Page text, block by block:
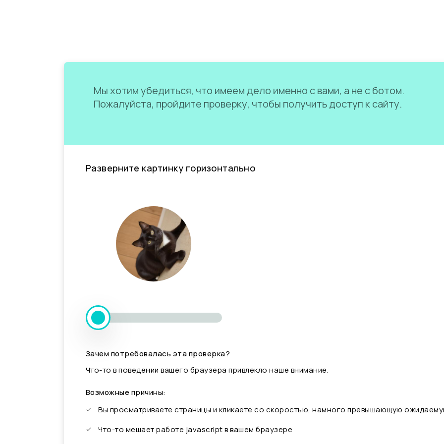
Мы хотим убедиться, что имеем дело именно с вами, а не с ботом.
Пожалуйста, пройдите проверку, чтобы получить доступ к сайту.
Разверните картинку горизонтально
Зачем потребовалась эта проверка?
Что-то в поведении вашего браузера привлекло наше внимание.
Возможные причины:
Вы просматриваете страницы и кликаете со скоростью, намного превышающую
Что-то мешает работе javascript в вашем браузере